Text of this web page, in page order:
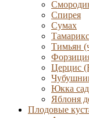
Спирея
Сумах
Тамарикс
Тимьян
Церцис
Юкка
Яблоня
Плодовые